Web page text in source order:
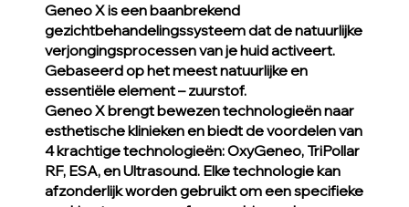
Geneo X is een baanbrekend
gezichtbehandelingssysteem dat de natuurlijke
verjongingsprocessen van je huid activeert.
Gebaseerd op het meest natuurlijke en
essentiële element – zuurstof.
Geneo X brengt bewezen technologieën naar
esthetische klinieken en biedt de voordelen van
4 krachtige technologieën: OxyGeneo, TriPollar
RF, ESA, en Ultrasound. Elke technologie kan
afzonderlijk worden gebruikt om een specifieke